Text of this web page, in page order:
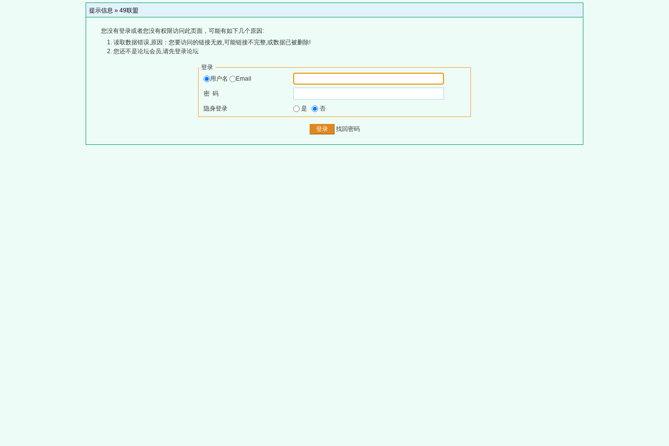
提示信息 » 49联盟
您没有登录或者您没有权限访问此页面，可能有如下几个原因:
读取数据错误,原因：您要访问的链接无效,可能链接不完整,或数据已被删除!
您还不是论坛会员,请先登录论坛
登录
用户名
Email
密 码
隐身登录 是 否
找回密码